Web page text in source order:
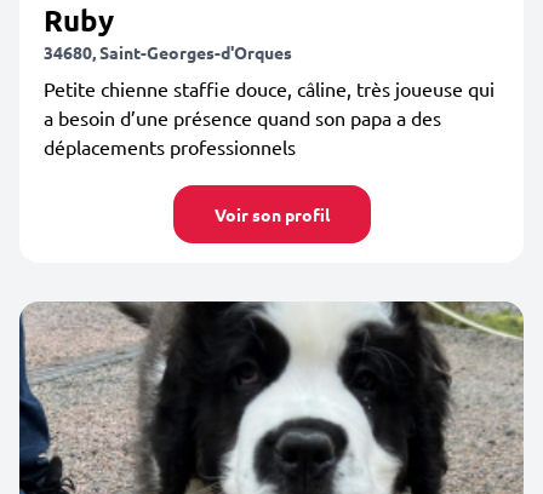
Ruby
34680, Saint-Georges-d'Orques
Petite chienne staffie douce, câline, très joueuse qui
a besoin d’une présence quand son papa a des
déplacements professionnels
Voir son profil